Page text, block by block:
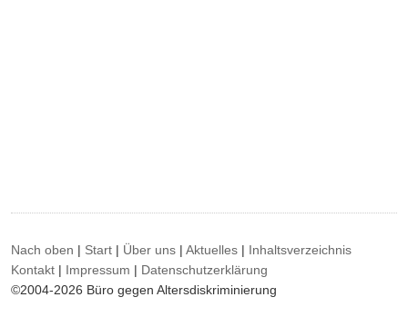
Nach oben | Start | Über uns |Aktuelles | Inhaltsverzeichnis
Kontakt | Impressum | Datenschutzerklärung
©2004-2026 Büro gegen Altersdiskriminierung